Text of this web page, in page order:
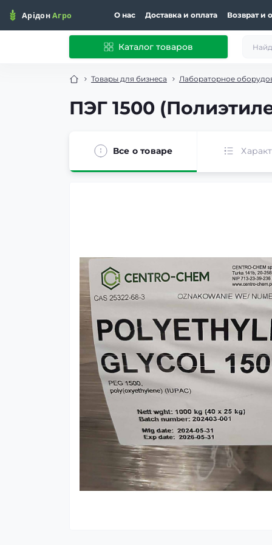
О нас Доставка и оплата Возврат и
Каталог товаров
Товары для бизнеса Лабораторное
ПЭГ 1500
Все о товаре